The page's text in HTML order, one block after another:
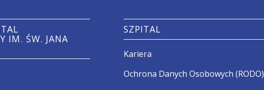
IM. ŚW. JANA
SZPITAL
Kariera
Ochrona Danych Osobowych (RODO)